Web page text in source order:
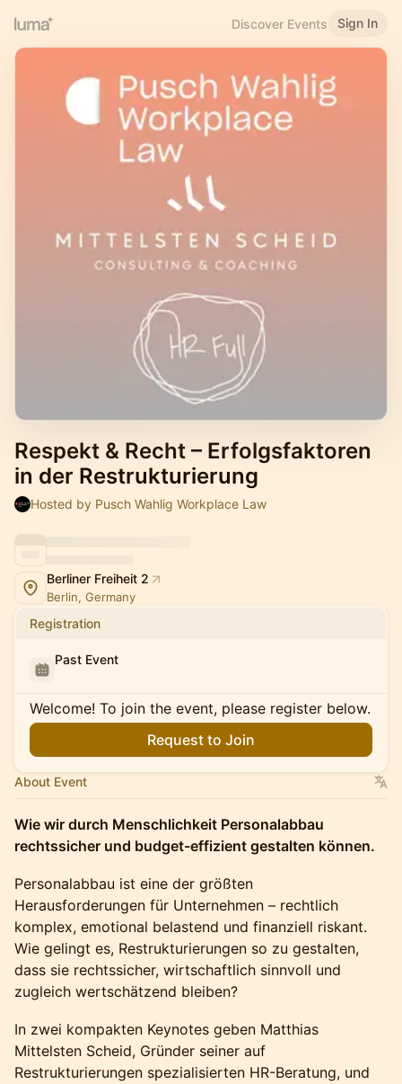
Discover Events Sign In
Respekt & Recht – Erfolgsfaktoren
in der Restrukturierung
Hosted by Pusch Wahlig Workplace Law
Berliner Freiheit 2
Berlin, Germany
Registration
Past Event
Welcome! To join the event, please register below.
Request to Join
About Event
Wie wir durch Menschlichkeit Personalabbau
rechtssicher und budget-effizient gestalten können.
Personalabbau ist eine der größten
Herausforderungen für Unternehmen – rechtlich
komplex, emotional belastend und finanziell riskant.
Wie gelingt es, Restrukturierungen so zu gestalten,
dass sie rechtssicher, wirtschaftlich sinnvoll und
zugleich wertschätzend bleiben?
In zwei kompakten Keynotes geben Matthias
Mittelsten Scheid, Gründer seiner auf
Restrukturierungen spezialisierten HR-Beratung, und